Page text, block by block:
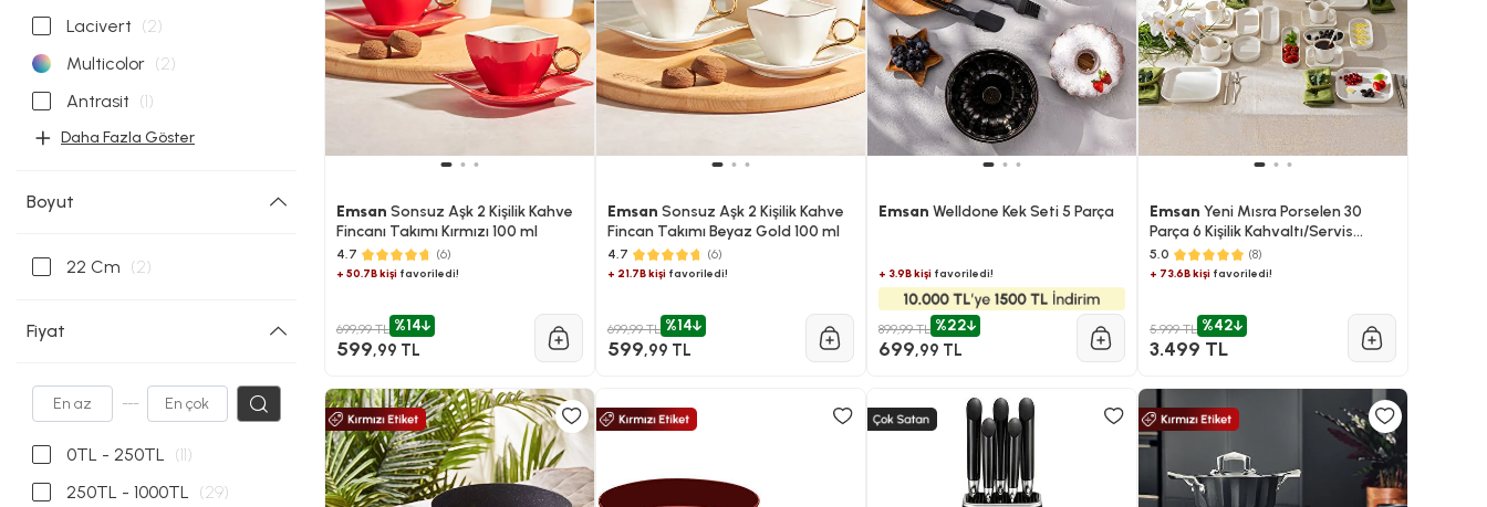
Lacivert (2)
Multicolor (2)
Antrasit (1)
Daha Fazla Göster
Boyut
22 Cm (2)
Fiyat
---
0TL - 250TL (11)
250TL - 1000TL (29)
Emsan Sonsuz Aşk 2 Kişilik Kahve
Fincanı Takımı Kırmızı 100 ml
4.7 (6)
+ 50.7B kişifavoriledi!
699,99 TL %14
599,99 TL
Emsan Sonsuz Aşk 2 Kişilik Kahve
Fincan Takımı Beyaz Gold 100 ml
4.7 (6)
+ 21.7B kişifavoriledi!
699,99 TL %14
599,99 TL
Emsan Welldone Kek Seti 5 Parça
+ 3.9B kişifavoriledi!
899,99 TL %22
699,99 TL
Emsan Yeni Mısra Porselen 30
Parça 6 Kişilik Kahvaltı/Servis
Takımı Beyaz
5.0 (8)
+ 73.6B kişi favoriledi!
5.999 TL %42
3.499 TL